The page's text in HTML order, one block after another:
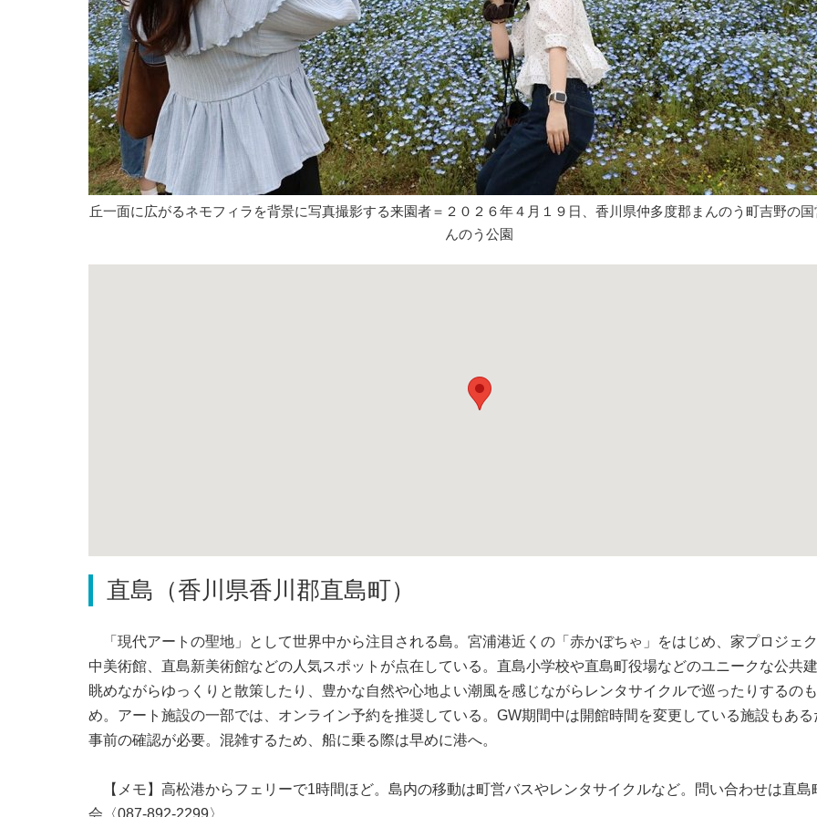
丘一面に広がるネモフィラを背景に写真撮影する来園者＝２０２６年４月１９日、香川県仲多度郡まんのう町吉野の
んのう公園
直島（香川県香川郡直島町）
「現代アートの聖地」として世界中から注目される島。宮浦港近くの「赤かぼちゃ」をはじめ、家プロジェ
中美術館、直島新美術館などの人気スポットが点在している。直島小学校や直島町役場などのユニークな公共
眺めながらゆっくりと散策したり、豊かな自然や心地よい潮風を感じながらレンタサイクルで巡ったりするの
め。アート施設の一部では、オンライン予約を推奨している。GW期間中は開館時間を変更している施設もある
事前の確認が必要。混雑するため、船に乗る際は早めに港へ。
【メモ】高松港からフェリーで1時間ほど。島内の移動は町営バスやレンタサイクルなど。問い合わせは直島
会〈087-892-2299〉。